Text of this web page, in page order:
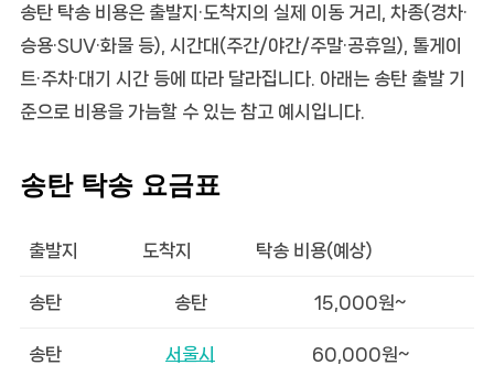
송탄 탁송 비용은 출발지·도착지의 실제 이동 거리, 차종(경차·
승용·SUV·화물 등), 시간대(주간/야간/주말·공휴일), 톨게이
트·주차·대기 시간 등에 따라 달라집니다. 아래는 송탄 출발 기
준으로 비용을 가늠할 수 있는 참고 예시입니다.
송탄 탁송 요금표
출발지 도착지 탁송 비용(예상)
송탄 송탄 15,000원~
송탄 서울시 60,000원~